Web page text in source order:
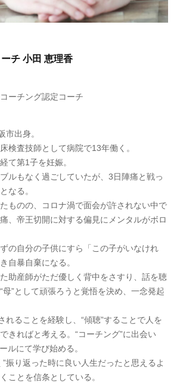
チ 小田 恵理香
ーチング認定コーチ
市出身。
検査技師として病院で13年働く。
て第1子を妊娠。
ルもなく過ごしていたが、3日陣痛と戦っ
なる。
ものの、コロナ渦で面会が許されない中で
、帝王切開に対する偏見にメンタルがボロ
の自分の子供にすら「この子がいなけれ
自暴自棄になる。
助産師がただ優しく背中をさすり、話を聴
母”として頑張ろうと覚悟を決め、一念発起
れることを経験し、“傾聴”することで人を
きればと考える。“コーチング”に出会い
ルにて学び始める。
”振り返った時に良い人生だったと思えるよ
ことを信条としている。